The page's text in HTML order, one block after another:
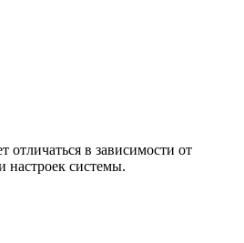
в зависимости от
настроек системы.